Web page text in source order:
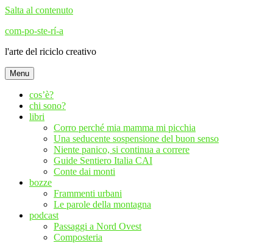
Salta al contenuto
com-po-ste-rí-a
l'arte del riciclo creativo
Menu
cos’è?
chi sono?
libri
Corro perché mia mamma mi picchia
Una seducente sospensione del buon senso
Niente panico, si continua a correre
Guide Sentiero Italia CAI
Conte dai monti
bozze
Frammenti urbani
Le parole della montagna
podcast
Passaggi a Nord Ovest
Composteria